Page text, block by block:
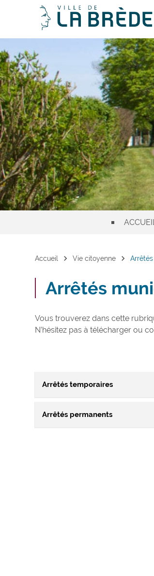
Accueil chevron_right Vie citoyenne chevron_right
Arrêtés
Vous trouverez dans cette
N’hésitez pas à télécharger ou
Arrêtés temporaires
Arrêtés permanents